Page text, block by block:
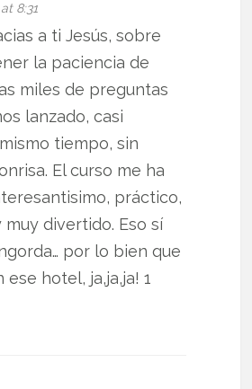
8:31
a ti Jesús, sobre
la paciencia de
miles de preguntas
lanzado, casi
tiempo, sin
El curso me ha
práctico,
muy divertido. Eso sí
por lo bien que
ese hotel, ja,ja,ja! 1